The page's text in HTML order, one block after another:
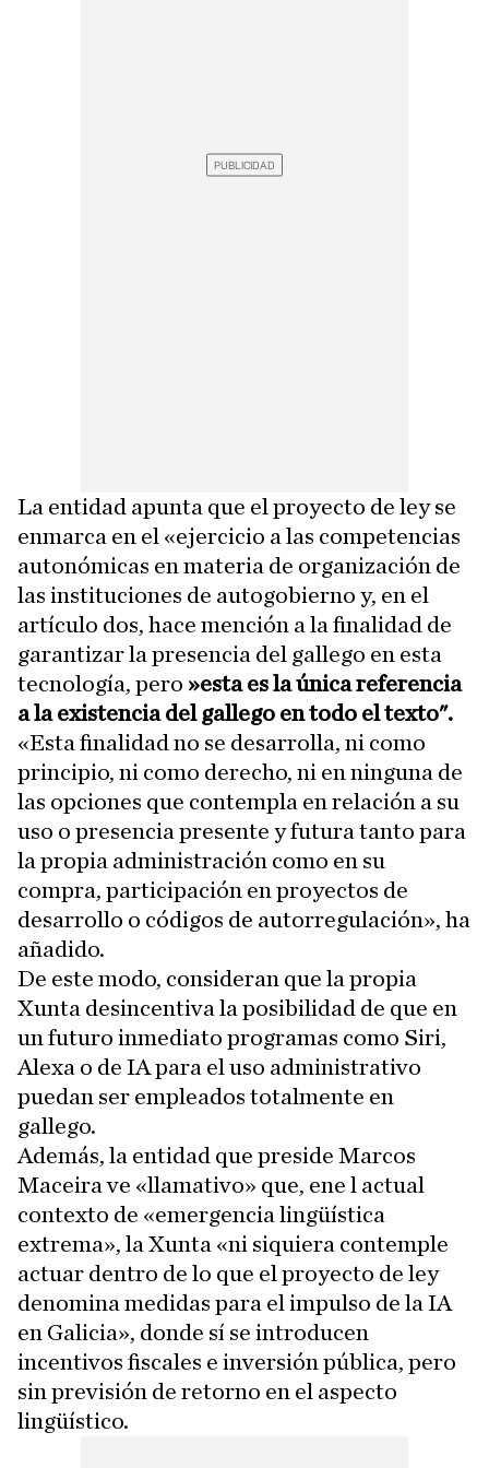
La entidad apunta que el proyecto de ley se
enmarca en el «ejercicio a las competencias
autonómicas en materia de organización de
las instituciones de autogobierno y, en el
artículo dos, hace mención a la finalidad de
garantizar la presencia del gallego en esta
tecnología, pero »esta es la única referencia
a la existencia del gallego en todo el texto".
«Esta finalidad no se desarrolla, ni como
principio, ni como derecho, ni en ninguna de
las opciones que contempla en relación a su
uso o presencia presente y futura tanto para
la propia administración como en su
compra, participación en proyectos de
desarrollo o códigos de autorregulación», ha
añadido.
De este modo, consideran que la propia
Xunta desincentiva la posibilidad de que en
un futuro inmediato programas como Siri,
Alexa o de IA para el uso administrativo
puedan ser empleados totalmente en
gallego.
Además, la entidad que preside Marcos
Maceira ve «llamativo» que, ene l actual
contexto de «emergencia lingüística
extrema», la Xunta «ni siquiera contemple
actuar dentro de lo que el proyecto de ley
denomina medidas para el impulso de la IA
en Galicia», donde sí se introducen
incentivos fiscales e inversión pública, pero
sin previsión de retorno en el aspecto
lingüístico.